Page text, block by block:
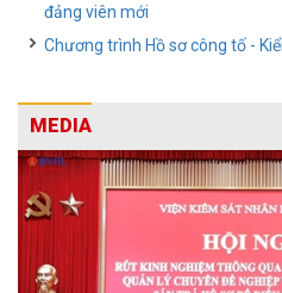
đảng viên mới
Chương trình Hồ sơ công tố -
MEDIA